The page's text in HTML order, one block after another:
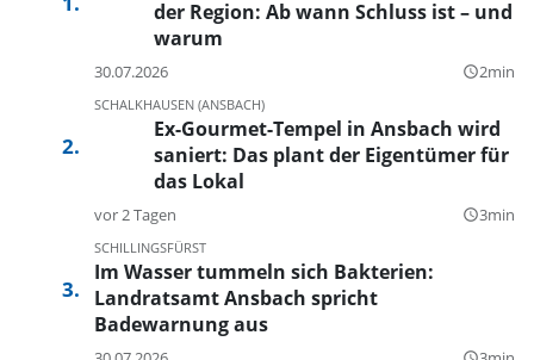
der Region: Ab wann Schluss ist – und
warum
30.07.2026 query_builder2min
SCHALKHAUSEN (ANSBACH)
Ex-Gourmet-Tempel in Ansbach wird
saniert: Das plant der Eigentümer für
das Lokal
vor 2 Tagen query_builder3min
SCHILLINGSFÜRST
Im Wasser tummeln sich Bakterien:
Landratsamt Ansbach spricht
Badewarnung aus